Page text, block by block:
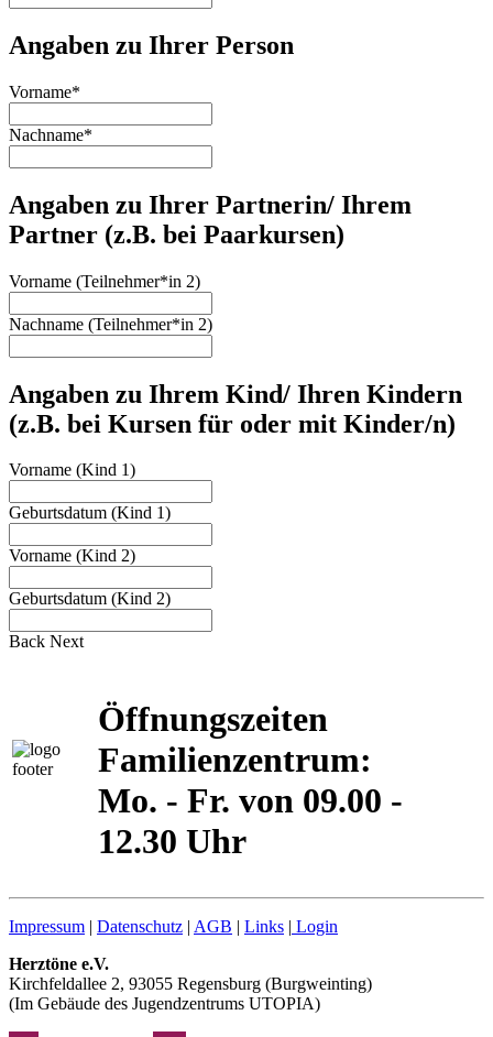
Angaben zu Ihrer Person
Vorname*
Nachname*
Angaben zu Ihrer Partnerin/ Ihrem
Partner (z.B. bei Paarkursen)
Vorname (Teilnehmer*in 2)
Nachname (Teilnehmer*in 2)
Angaben zu Ihrem Kind/ Ihren Kindern
(z.B. bei Kursen für oder mit Kinder/n)
Vorname (Kind 1)
Geburtsdatum (Kind 1)
Vorname (Kind 2)
Geburtsdatum (Kind 2)
Back Next
Öffnungszeiten
Familienzentrum:
Mo. - Fr. von 09.00 -
12.30 Uhr
Impressum Datenschutz AGB Links
Login
Herztöne e.V.
Kirchfeldallee 2, 93055 Regensburg (Burgweinting)
(Im Gebäude des Jugendzentrums UTOPIA)